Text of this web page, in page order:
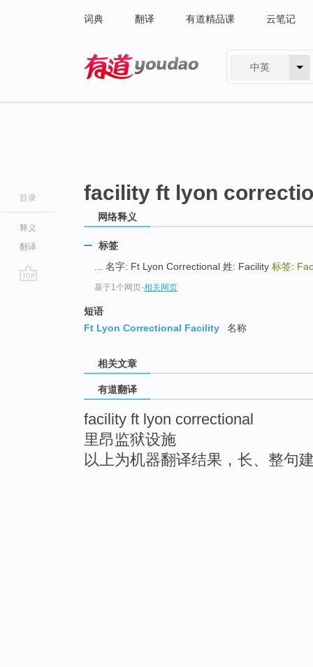
词典 翻译 有道精品课 云笔记
中英
目录
释义
翻译
facility ft lyon
网络释义
标签
... 名字: Ft Lyon Correctional 姓: Facility 标签:
基于1个网页-相关网页
短语
Ft Lyon Correctional Facility
名称
相关文章
有道翻译
facility ft lyon correctional
里昂监狱设施
以上为机器翻译结果，长、整句